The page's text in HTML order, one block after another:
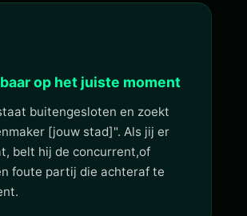
op het juiste moment
buitengesloten en zoekt
[jouw stad]". Als jij er
belt hij de concurrent,of
foute partij die achteraf te